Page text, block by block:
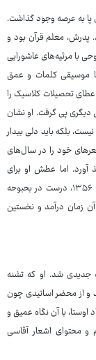
از محلات تهران پا به عرصه وجود گذاشت.
پدرش، معلم قرآن بود و
با مرثیه‌های عاشورایی
موسیقی کلمات و عمق
تحصیلات کلاسیک را
دیگری پی گرفت. او نشان
بلکه باید دلی بیدار
خود را در سال‌های
آورد. اما عطش او برای
آموختن پایان‌ناپذیر بود. به همین دلیل، در سال‌های ۱۳۵۵ و ۱۳۵۶، درست در بحبوحه
زمان درآمد و نخستین
جدیدی شد. او که تشنه
و از محضر اساتیدی چون
با آن نگاه عمیق و
و محتوای اشعار آقاسی